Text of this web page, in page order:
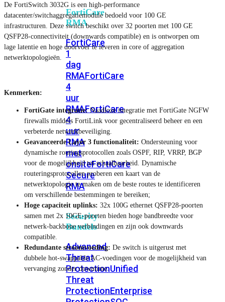
FortiCare
RMA
FortiCare
1
dag
RMAFortiCare
4
uur
RMAFortiCare
4
uur
RMA
met
onsiteFortiCare
Secure
RMA
Security
Bundels
Advanced
Threat
ProtectionUnified
Threat
ProtectionEnterprise
De FortiSwitch 3032G is een high-performance
datacenter/switchaggregatiemodule bedoeld voor 100 GE
infrastructuren. Deze switch beschikt over 32 poorten met 100 GE
QSFP28-connectiviteit (downwards compatible) en is ontworpen om
lage latentie en hoge doorvoer te leveren in core of aggregation
netwerktopologieën.
Kenmerken:
FortiGate integratie:Naadloze integratie met FortiGate NGFW
firewalls middels FortiLink voor gecentraliseerd beheer en een
verbeterde netwerkbeveiliging.
Geavanceerde Layer 3 functionaliteit: Ondersteuning voor
dynamische routingsprotocollen zoals OSPF, RIP, VRRP, BGP
voor de mogelijkheid tot schaalbaarheid. Dynamische
routeringsprotocollen proberen een kaart van de
netwerktopologie te maken om de beste routes te identificeren
om verschillende bestemmingen te bereiken;
Hoge capaciteit uplinks: 32x 100G ethernet QSFP28-poorten
samen met 2x 10GE-poorten bieden hoge bandbreedte voor
netwerk-backbone verbindingen en zijn ook downwards
compatible.
Redundante stroomvoeding: De switch is uitgerust met
dubbele hot-swappable AC-voedingen voor de mogelijkheid van
vervanging zonder downtime.